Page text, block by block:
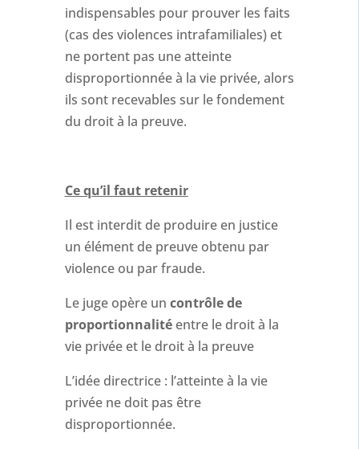
indispensables pour prouver les faits
(cas des violences intrafamiliales) et
ne portent pas une atteinte
disproportionnée à la vie privée, alors
ils sont recevables sur le fondement
du droit à la preuve.
Ce qu’il faut retenir
Il est interdit de produire en justice
un élément de preuve obtenu par
violence ou par fraude.
Le juge opère un contrôle de
proportionnalitéentre le droit à la
vie privée et le droit à la preuve
L’idée directrice : l’atteinte à la vie
privée ne doit pas être
disproportionnée.